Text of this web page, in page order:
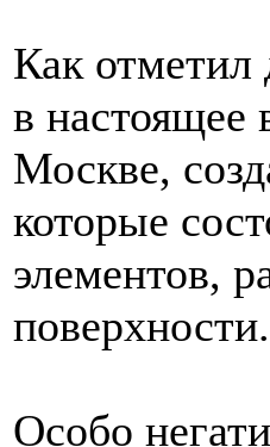
Как отметил
в настоящее
Москве,
которые
элементов,
поверхности.
Особо